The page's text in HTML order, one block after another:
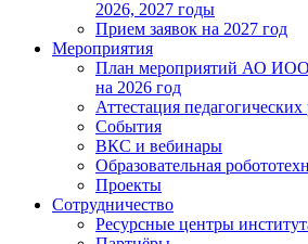
2026, 2027 годы
Прием заявок на 2027 год
Мероприятия
План мероприятий АО ИОО
на 2026 год
Аттестация педагогических
События
ВКС и вебинары
Образовательная
Проекты
Сотрудничество
Ресурсные центры